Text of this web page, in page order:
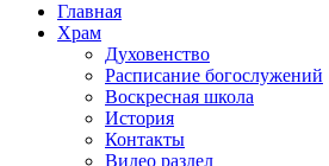
Главная
Храм
Духовенство
Расписание богослужений
Воскресная школа
История
Контакты
Видео раздел